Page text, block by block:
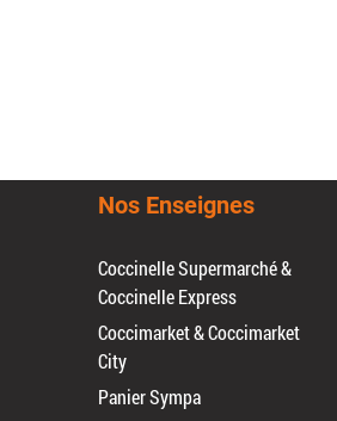
Nos Enseignes
Coccinelle Supermarché &
Coccinelle Express
Coccimarket & Coccimarket
City
Panier Sympa